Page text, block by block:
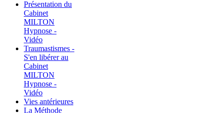
Présentation du
Cabinet
MILTON
Hypnose -
Vidéo
Traumastismes -
S'en libérer au
Cabinet
MILTON
Hypnose -
Vidéo
Vies antérieures
La Méthode